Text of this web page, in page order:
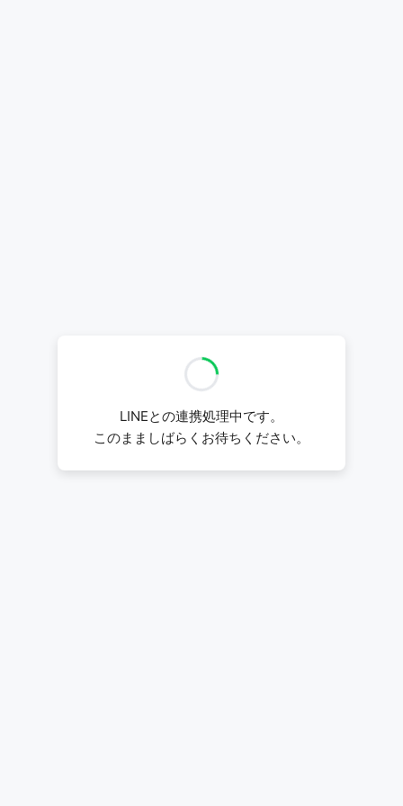
LINEとの連携処理中です。
このまましばらくお待ちください。